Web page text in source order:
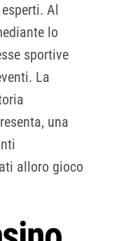
Al
lo
sportive
La
una
alloro gioco